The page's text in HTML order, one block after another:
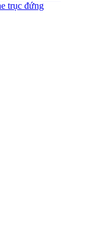
trục đứng